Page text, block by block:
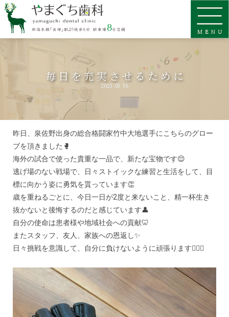
毎日を充実させるために
2023.03.16
昨日、泉佐野出身の総合格闘家竹中大地選手にこちらのグロー
ブを頂きました🥊
海外の試合で使った貴重な一品で、新たな宝物です😌
逃げ場のない戦場で、日々ストイックな練習と生活をして、目
標に向かう姿に勇気を貰っています👏
歳を重ねるごとに、今日一日が2度と来ないこと、精一杯生き
抜かないと後悔するのだと感じています👤
自分の使命は患者様や地域社会への貢献🦷
またスタッフ、友人、家族への恩返し✨
日々挑戦を意識して、自分に負けないように頑張ります🏃🏻‍♀️